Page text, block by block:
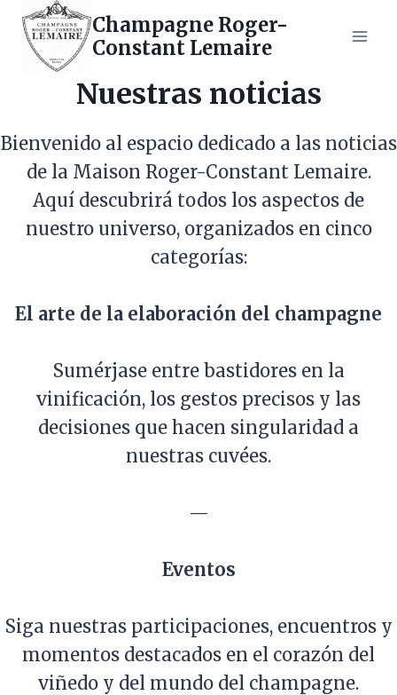
Saltar
contenido
Champagne Roger-
Constant Lemaire
Nuestras noticias
Bienvenido al espacio dedicado a las noticias
de la Maison Roger-Constant Lemaire.
Aquí descubrirá todos los aspectos de
nuestro universo, organizados en cinco
categorías:
El arte de la elaboración del champagne
Sumérjase entre bastidores en la
vinificación, los gestos precisos y las
decisiones que hacen singularidad a
nuestras cuvées.
—
Eventos
Siga nuestras participaciones, encuentros y
momentos destacados en el corazón del
viñedo y del mundo del champagne.